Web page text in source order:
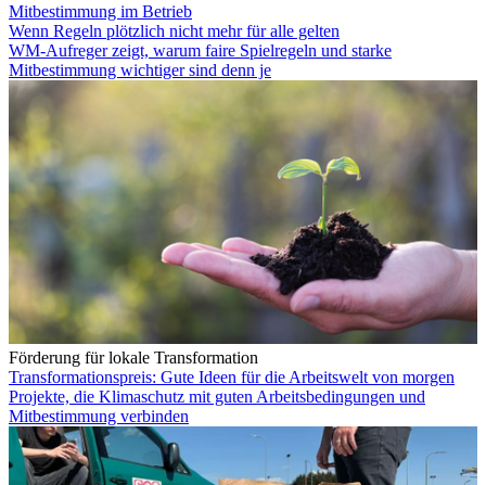
Mitbestimmung im Betrieb
Wenn Regeln plötzlich nicht mehr für alle gelten
WM-Aufreger zeigt, warum faire Spielregeln und starke
Mitbestimmung wichtiger sind denn je
Förderung für lokale Transformation
Transformationspreis: Gute Ideen für die Arbeitswelt von morgen
Projekte, die Klimaschutz mit guten Arbeitsbedingungen und
Mitbestimmung verbinden